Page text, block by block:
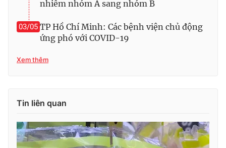
nhiễm nhóm A sang nhóm B
03/05 TP Hồ Chí Minh: Các bệnh viện chủ động
ứng phó với COVID-19
Xem thêm
Tin liên quan